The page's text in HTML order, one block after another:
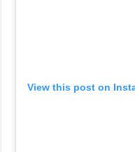
View this post on